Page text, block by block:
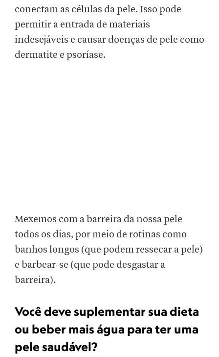
conectam as células da pele. Isso pode
permitir a entrada de materiais
indesejáveis e causar doenças de pele como
dermatite e psoríase.
Mexemos com a barreira da nossa pele
todos os dias, por meio de rotinas como
banhos longos (que podem ressecar a pele)
e barbear-se (que pode desgastar a
barreira).
Você deve suplementar sua dieta
ou beber mais água para ter uma
pele saudável?